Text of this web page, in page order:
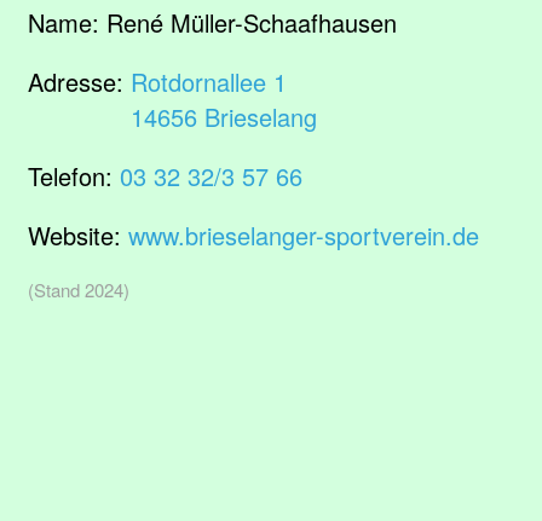
Name: René Müller-Schaafhausen
Adresse: Rotdornallee 1
14656 Brieselang
Telefon: 03 32 32/3 57 66
Website: www.brieselanger-sportverein.de
(Stand 2024)